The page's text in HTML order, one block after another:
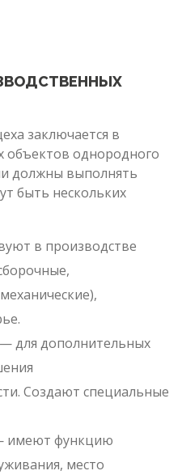
заключается в
объектов однородного
должны выполнять
быть нескольких
в производстве
для дополнительных
Создают специальные
имеют функцию
место